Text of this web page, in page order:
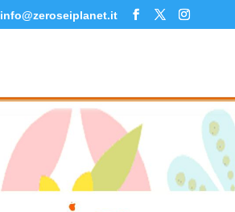
info@zeroseiplanet.it